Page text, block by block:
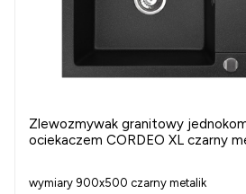
Zlewozmywak granitowy
ociekaczem CORDEO XL czarny
wymiary 900x500 czarny metalik